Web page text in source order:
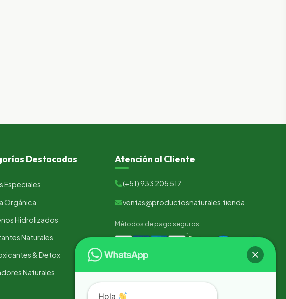
Destacadas
Especiales
Orgánica
Hidrolizados
Naturales
& Detox
Naturales
Atención al Cliente
(+51) 933 205 517
ventas@productosnaturales.tienda
Métodos de pago seguros:
Hola